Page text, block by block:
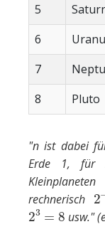
5
6
7
8
Pluto
"n ist dabei
Erde 1, für
rechnerisch
2
23=8
usw."